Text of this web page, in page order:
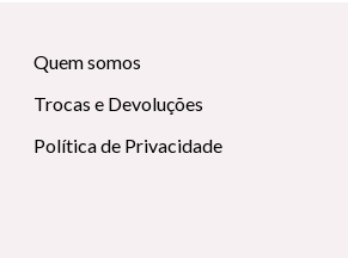
Quem somos
Trocas e Devoluções
Política de Privacidade